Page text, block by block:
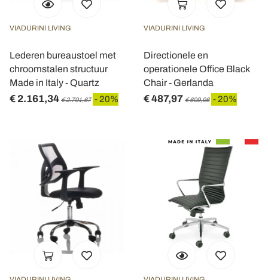
VIADURINI LIVING
Lederen bureaustoel met
chroomstalen structuur
Made in Italy - Quartz
€ 2.161,34 € 2.701,67 - 20%
VIADURINI LIVING
Directionele en
operationele Office Black
Chair - Gerlanda
€ 487,97 € 609,96 - 20%